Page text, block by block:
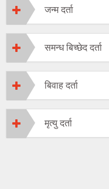
जन्म दर्ता
समन्ध बिच्छेद दर्ता
बिवाह दर्ता
मृत्यु दर्ता